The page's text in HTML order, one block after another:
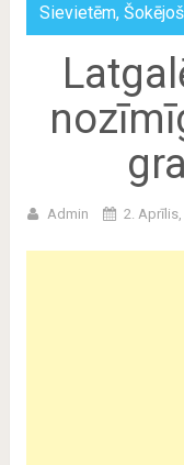
Sievietēm,
Admin 2. Aprīlis,